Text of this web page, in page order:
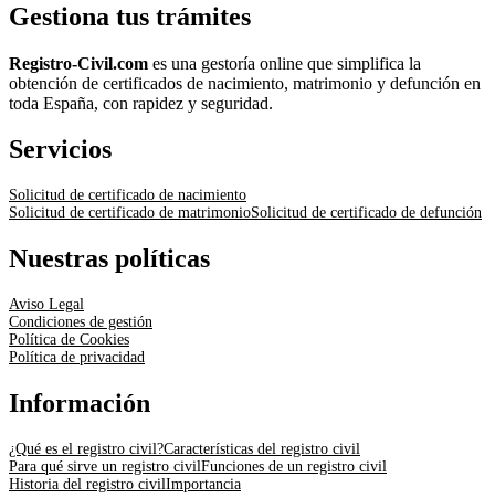
Gestiona tus trámites
Registro-Civil.com es una gestoría online que simplifica la
obtención de certificados de nacimiento, matrimonio y defunción en
toda España, con rapidez y seguridad.
Servicios
Solicitud de certificado de nacimiento
Solicitud de certificado de matrimonioSolicitud de certificado de defunción
Nuestras políticas
Aviso Legal
Condiciones de gestión
Política de Cookies
Política de privacidad
Información
¿Qué es el registro civil?Características del registro civil
Para qué sirve un registro civilFunciones de un registro civil
Historia del registro civilImportancia